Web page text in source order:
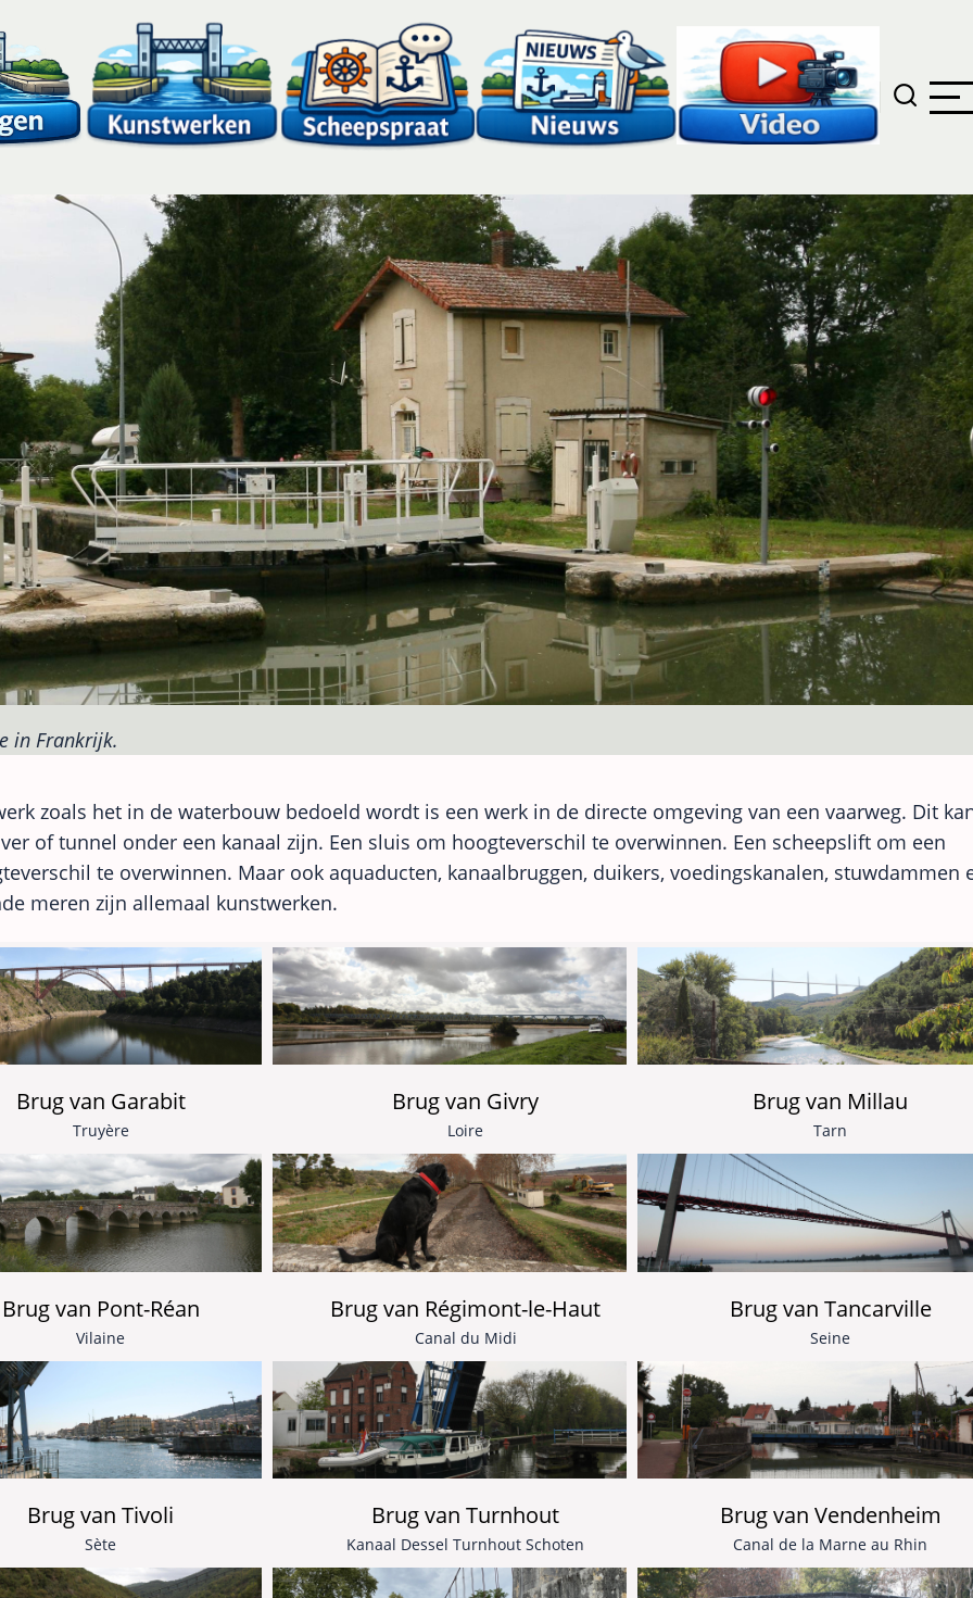
in Frankrijk.
zoals het in de waterbouw bedoeld wordt is een werk in de directe omgeving van een vaarweg. Dit
of tunnel onder een kanaal zijn. Een sluis om hoogteverschil te overwinnen. Een scheepslift om een
te overwinnen. Maar ook aquaducten, kanaalbruggen, duikers, voedingskanalen, stuwdammen
meren zijn allemaal kunstwerken.
Brug van Garabit
Truyère
Brug van Givry
Loire
Brug van Millau
Tarn
Brug van Pont-Réan
Vilaine
Brug van Régimont-le-Haut
Canal du Midi
Brug van Tancarville
Seine
Brug van Tivoli
Sète
Brug van Turnhout
Kanaal Dessel Turnhout Schoten
Brug van Vendenheim
Canal de la Marne au Rhin